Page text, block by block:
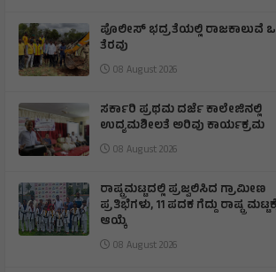
ಪೊಲೀಸ್ ಭದ್ರತೆಯಲ್ಲಿ ರಾಜಕಾಲುವೆ
ತೆರವು
08 August 2026
ಸರ್ಕಾರಿ ಪ್ರಥಮ ದರ್ಜೆ ಕಾಲೇಜಿನಲ್ಲಿ
ಉದ್ಯಮಶೀಲತೆ ಅರಿವು ಕಾರ್ಯಕ್ರಮ
08 August 2026
ರಾಷ್ಟ್ರಮಟ್ಟದಲ್ಲಿ ಪ್ರಜ್ವಲಿಸಿದ ಗ್ರಾಮೀಣ
ಪ್ರತಿಭೆಗಳು, 11 ಪದಕ ಗೆದ್ದು ರಾಷ್ಟ್ರ
ಆಯ್ಕೆ
08 August 2026